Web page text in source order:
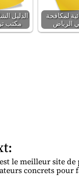
الدليل
مكتب
لمكافحة
الرياض
le meilleur site
concrets pour